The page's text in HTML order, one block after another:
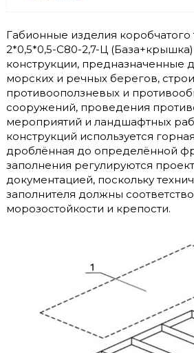
Габионные изделия коробчатого
2*0,5*0,5-С80-2,7-Ц (База+крышка)
конструкции, предназначенные
морских и речных берегов,
противооползневых и
сооружений, проведения
мероприятий и ландшафтных
конструкций используется
дроблённая до определённой
заполнения регулируются
документацией, поскольку
заполнителя должны
морозостойкости и крепости.